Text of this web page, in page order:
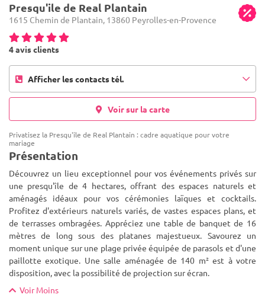
Presqu'ile de Real Plantain
1615 Chemin de Plantain, 13860 Peyrolles-en-Provence
4 avis clients
Afficher les contacts tél.
Voir sur la carte
Privatisez la Presqu'île de Real Plantain : cadre aquatique pour votre
mariage
Présentation
Découvrez un lieu exceptionnel pour vos événements privés sur
une presqu'île de 4 hectares, offrant des espaces naturels et
aménagés idéaux pour vos cérémonies laïques et cocktails.
Profitez d'extérieurs naturels variés, de vastes espaces plans, et
de terrasses ombragées. Appréciez une table de banquet de 16
mètres de long sous des platanes majestueux. Savourez un
moment unique sur une plage privée équipée de parasols et d'une
paillotte exotique. Une salle aménagée de 140 m² est à votre
disposition, avec la possibilité de projection sur écran.
Voir Moins